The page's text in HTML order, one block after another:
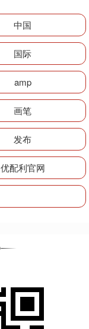
中国
国际
amp
画笔
发布
优配利官网